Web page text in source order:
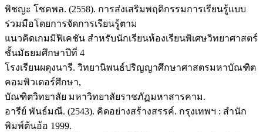
พิชญะ โชคพล. (2558). การส่งเสริมพฤติกรรมการเรียนรู้แบบ
ร่วมมือโดยการจัดการเรียนรู้ตาม
แนวคิดเกมมิฟิเคชัน สำหรับนักเรียนห้องเรียนพิเศษวิทยาศาสตร์
ชั้นมัธยมศึกษาปีที่ 4
โรงเรียนผดุงนารี. วิทยานิพนธ์ปริญญาศึกษาศาสตรมหาบัณฑิต
คอมพิวเตอร์ศึกษา,
บัณฑิตวิทยาลัย มหาวิทยาลัยราชภัฏมหาสารคาม.
อารีย์ พันธ์มณี. (2543). คิดอย่างสร้างสรรค์. กรุงเทพฯ : สำนัก
พิมพ์ต้นอ้อ 1999.